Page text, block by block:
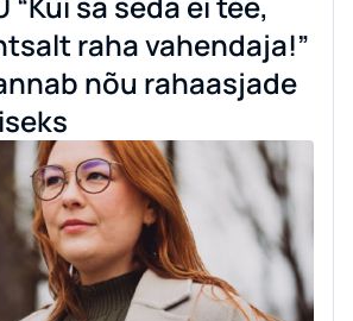
raha vahendaja!”
nõu rahaasjade